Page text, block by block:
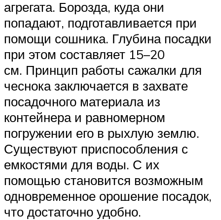
агрегата. Борозда, куда они
попадают, подготавливается при
помощи сошника. Глубина посадки
при этом составляет 15–20
см. Принцип работы сажалки для
чеснока заключается в захвате
посадочного материала из
контейнера и равномерном
погружении его в рыхлую землю.
Существуют приспособления с
емкостями для воды. С их
помощью становится возможным
одновременное орошение посадок,
что достаточно удобно.